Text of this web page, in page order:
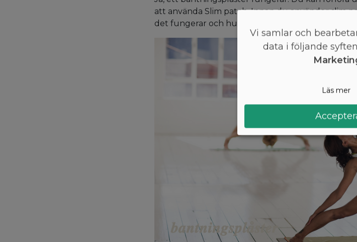
att använda Slim patch. Innan du använder slim
det fungerar och hur det överhuvudtaget går
Vi samlar och
data i följande
Läs mer